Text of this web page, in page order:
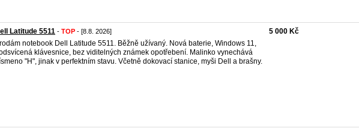
Latitude 5511 - TOP - [8.8. 2026]
notebook Dell Latitude 5511. Běžně užívaný. Nová baterie, Windows 11,
klávesnice, bez viditelných známek opotřebení. Malinko vynechává
"H", jinak v perfektním stavu. Včetně dokovací stanice, myši Dell a brašny.
5 000 Kč